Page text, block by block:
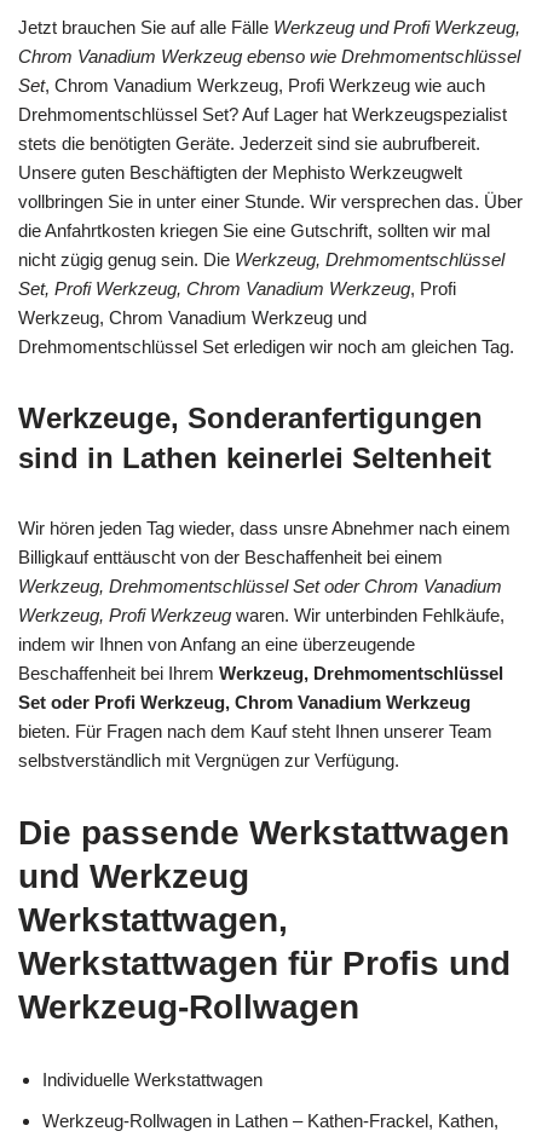
Jetzt brauchen Sie auf alle Fälle Werkzeug und Profi Werkzeug,
Chrom Vanadium Werkzeug ebenso wie Drehmomentschlüssel
Set, Chrom Vanadium Werkzeug, Profi Werkzeug wie auch
Drehmomentschlüssel Set? Auf Lager hat Werkzeugspezialist
stets die benötigten Geräte. Jederzeit sind sie aubrufbereit.
Unsere guten Beschäftigten der Mephisto Werkzeugwelt
vollbringen Sie in unter einer Stunde. Wir versprechen das. Über
die Anfahrtkosten kriegen Sie eine Gutschrift, sollten wir mal
nicht zügig genug sein. Die Werkzeug, Drehmomentschlüssel
Set, Profi Werkzeug, Chrom Vanadium Werkzeug, Profi
Werkzeug, Chrom Vanadium Werkzeug und
Drehmomentschlüssel Set erledigen wir noch am gleichen Tag.
Werkzeuge, Sonderanfertigungen
sind in Lathen keinerlei Seltenheit
Wir hören jeden Tag wieder, dass unsre Abnehmer nach einem
Billigkauf enttäuscht von der Beschaffenheit bei einem
Werkzeug, Drehmomentschlüssel Set oder Chrom Vanadium
Werkzeug, Profi Werkzeug waren. Wir unterbinden Fehlkäufe,
indem wir Ihnen von Anfang an eine überzeugende
Beschaffenheit bei Ihrem Werkzeug, Drehmomentschlüssel
Set oder Profi Werkzeug, Chrom Vanadium Werkzeug
bieten. Für Fragen nach dem Kauf steht Ihnen unserer Team
selbstverständlich mit Vergnügen zur Verfügung.
Die passende Werkstattwagen
und Werkzeug
Werkstattwagen,
Werkstattwagen für Profis und
Werkzeug-Rollwagen
Individuelle Werkstattwagen
Werkzeug-Rollwagen in Lathen – Kathen-Frackel, Kathen,